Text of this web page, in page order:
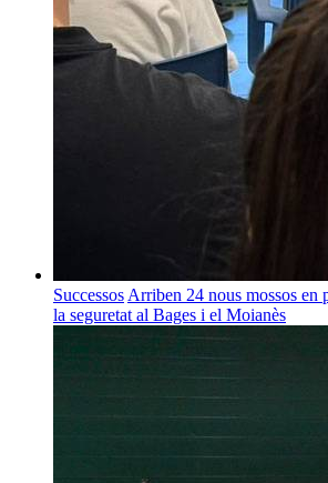
Successos Arriben 24 nous mossos en
la seguretat al Bages i el Moianès